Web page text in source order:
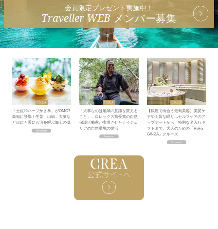
会員限定プレゼント実施中！
Traveller WEB メンバー募集
「土佐和ハーブかき氷」がOMO7
高知に登場！生姜、山椒、大葉な
ど目にも舌にも涼を呼ぶ郷土の味
「大事なのは地域の意識を変える
こと」。ロレックス賞受賞の自然
保護活動家が実現させたナイジェ
リアの自然環境の復活
【銀座で出合う最旬美容】美髪ケ
アや上質な眠り…セルフケアのア
ップデートから、特別な名入れギ
フトまで。大人のための「ReFa
GINZA」クルーズ